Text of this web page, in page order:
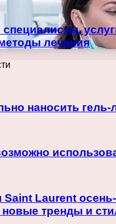
лечения
наносить гель-
Saint Laurent
новые тренды и